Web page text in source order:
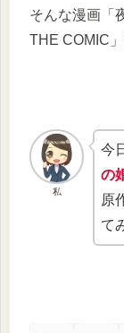
そんな漫画「
THE COMIC
私
今
の
原
て